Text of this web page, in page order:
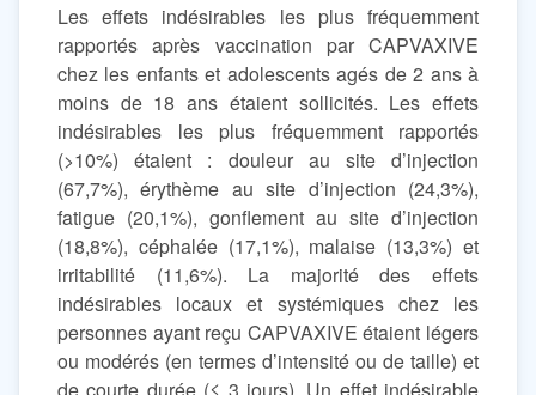
Les effets indésirables les plus fréquemment
rapportés après vaccination par CAPVAXIVE
chez les enfants et adolescents agés de 2 ans à
moins de 18 ans étaient sollicités. Les effets
indésirables les plus fréquemment rapportés
(>10%) étaient : douleur au site d’injection
(67,7%), érythème au site d’injection (24,3%),
fatigue (20,1%), gonflement au site d’injection
(18,8%), céphalée (17,1%), malaise (13,3%) et
irritabilité (11,6%). La majorité des effets
indésirables locaux et systémiques chez les
personnes ayant reçu CAPVAXIVE étaient légers
ou modérés (en termes d’intensité ou de taille) et
de courte durée (≤ 3 jours). Un effet indésirable